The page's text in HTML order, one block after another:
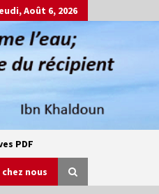
Août 6, 2026
PDF
nous